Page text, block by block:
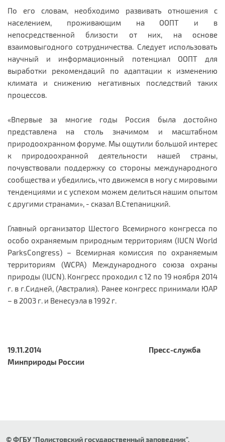
По его словам, необходимо развивать отношения с
населением, проживающим на ООПТ и в
непосредственной близости от них, на основе
взаимовыгодного сотрудничества. Следует использовать
научный и информационный потенциал ООПТ для
выработки рекомендаций по адаптации к изменению
климата и снижению негативных последствий таких
процессов.
«Впервые за многие годы Россия была достойно
представлена на столь значимом и масштабном
природоохранном форуме. Мы ощутили большой интерес
к природоохранной деятельности нашей страны,
почувствовали поддержку со стороны международного
сообщества и убедились, что движемся в ногу с мировыми
тенденциями и с успехом можем делиться нашим опытом
с другими странами», - сказал В.Степаницкий.
Главный организатор Шестого Всемирного конгресса по
особо охраняемым природным территориям (IUCN World
ParksCongress) – Всемирная комиссия по охраняемым
территориям (WCPA) Международного союза охраны
природы (IUCN). Конгресс проходил с 12 по 19 ноября 2014
г. в г.Сидней, (Австралия). Ранее конгресс принимали ЮАР
– в 2003 г. и Венесуэла в 1992 г.
19.11.2014 Пресс-служба
Минприроды России
© ФГБУ "Полистовский государственный заповедник".